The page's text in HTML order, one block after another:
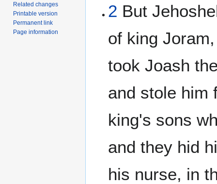
2 But
of king
took Joash
and stole him
king's sons
and they hid
his nurse, in
Related changes
Printable version
Permanent link
Page information